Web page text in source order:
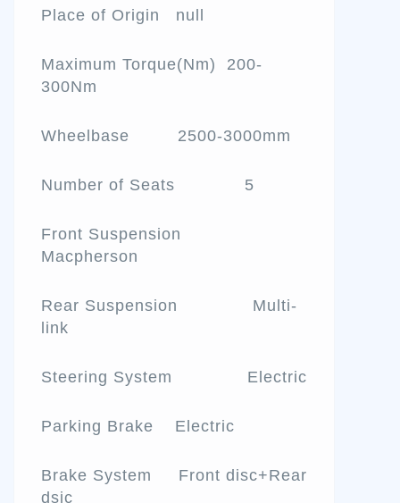
Place of Origin null
Maximum Torque(Nm) 200-
300Nm
Wheelbase 2500-3000mm
Number of Seats 5
Front Suspension
Macpherson
Rear Suspension Multi-
link
Steering System Electric
Parking Brake Electric
Brake System Front disc+Rear
dsic